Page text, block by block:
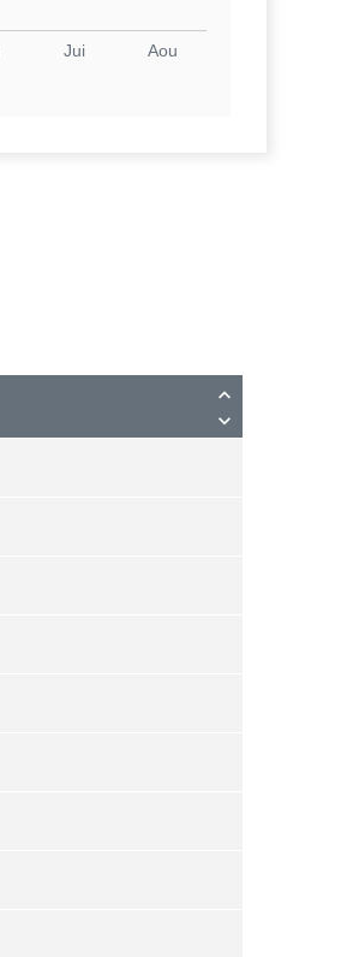
Jui Aou